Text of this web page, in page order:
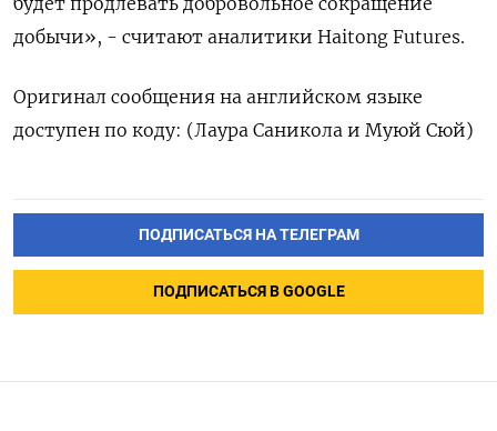
добычи», - считают аналитики Haitong Futures.
Оригинал сообщения на английском языке
доступен по коду: (Лаура Саникола и Муюй Сюй)
ПОДПИСАТЬСЯ НА ТЕЛЕГРАМ
ПОДПИСАТЬСЯ В GOOGLE